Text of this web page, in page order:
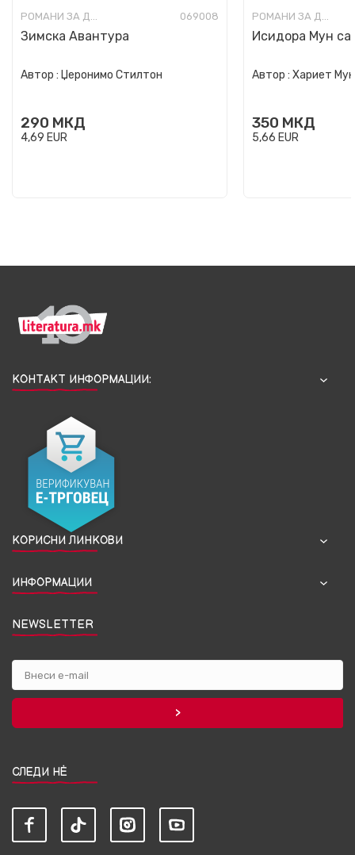
РОМАНИ ЗА ДЕЦА 069008
Зимска Авантура
Автор : Џеронимо Стилтон
290 МКД
4,69 EUR
РОМАНИ ЗА ДЕЦА
Исидора Мун
Автор : Хариет
350 МКД
5,66 EUR
КОНТАКТ ИНФОРМАЦИИ:
КОРИСНИ ЛИНКОВИ
ИНФОРМАЦИИ
NEWSLETTER
СЛЕДИ НЀ